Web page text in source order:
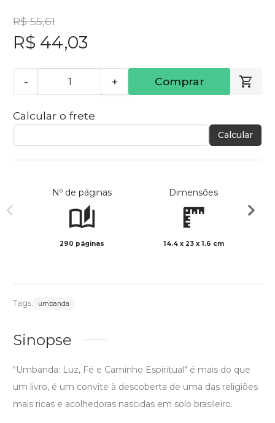
R$ 55,61
R$ 44,03
- + Comprar
Calcular o frete
Calcular
Nº de páginas
290 páginas
Dimensões
14.4 x 23 x 1.6 cm
Tags: umbanda
Sinopse
"Umbanda: Luz, Fé e Caminho Espiritual" é mais do que
um livro, é um convite à descoberta de uma das religiões
mais ricas e acolhedoras nascidas em solo brasileiro.